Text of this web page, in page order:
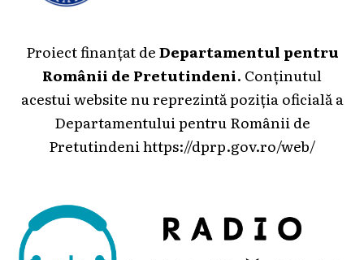
Proiect finanțat deDepartamentul pentru
Românii de Pretutindeni. Conținutul
acestui website nu reprezintă poziția oficială a
Departamentului pentru Românii de
Pretutindeni https://dprp.gov.ro/web/